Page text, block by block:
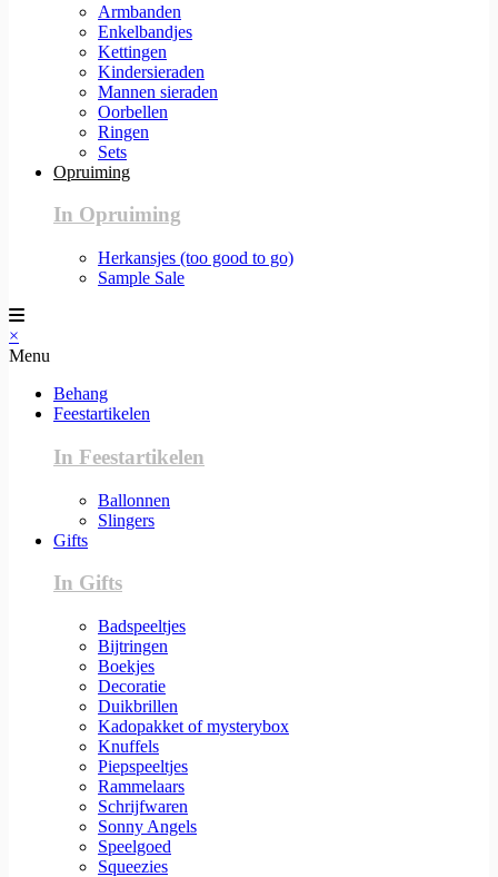
Armbanden
Enkelbandjes
Kettingen
Kindersieraden
Mannen sieraden
Oorbellen
Ringen
Sets
Opruiming
In Opruiming
Herkansjes (too good to go)
Sample Sale
×
Menu
Behang
Feestartikelen
In Feestartikelen
Ballonnen
Slingers
Gifts
In Gifts
Badspeeltjes
Bijtringen
Boekjes
Decoratie
Duikbrillen
Kadopakket of mysterybox
Knuffels
Piepspeeltjes
Rammelaars
Schrijfwaren
Sonny Angels
Speelgoed
Squeezies